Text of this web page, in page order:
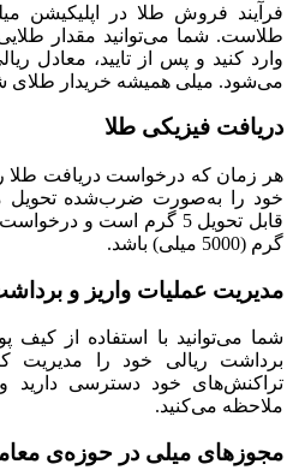
فرآیند فروش طلا در اپلیکیشن
طلاست. شما می‌توانید مقدار
وارد کنید و پس از تایید، معادل
می‌شود. میلی همیشه خریدار
دریافت فیزیکی طلا
هر زمان که درخواست دریافت طلا
خود را به‌صورت ضرب‌شده تحویل
گرم (5000 میلی) باشد.
مدیریت عملیات واریز و
شما می‌توانید با استفاده از کیف
برداشت ریالی خود را مدیریت
تراکنش‌های خود دسترسی دارید
ملاحظه می‌کنید.
مجوزهای میلی در حوزه‌ی